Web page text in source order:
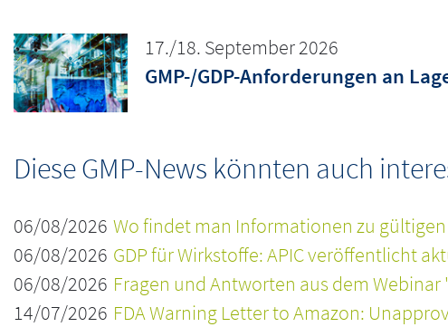
17./18. September 2026
GMP-/GDP-Anforderungen an
Diese GMP-News könnten auch
06/08/2026 Wo findet man Informationen zu
06/08/2026 GDP für Wirkstoffe: APIC veröffentlicht
06/08/2026 Fragen und Antworten aus dem Webinar
14/07/2026 FDA Warning Letter to Amazon: